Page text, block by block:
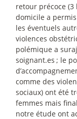
retour précoce (3
domicile a
les éventuels
violences
polémique a
soignant.es ; le
comme des
sociaux) ont été
femmes mais
notre étude ont